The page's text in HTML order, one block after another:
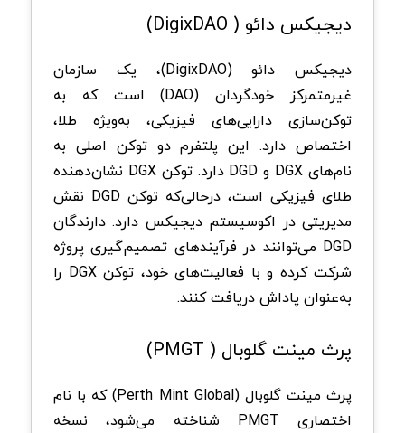
دیجیکس دائو ( DigixDAO)
دیجیکس دائو (DigixDAO)، یک سازمان
غیرمتمرکز خودگردان (DAO) است که به
توکن‌سازی دارایی‌های فیزیکی، به‌ویژه طلا،
اختصاص دارد. این پلتفرم دو توکن اصلی به
نام‌های DGX و DGD دارد. توکن DGX نشان‌دهنده
طلای فیزیکی است، درحالی‌که توکن DGD نقش
مدیریتی در اکوسیستم دیجیکس دارد. دارندگان
DGD می‌توانند در فرآیندهای تصمیم‌گیری پروژه
شرکت کرده و با فعالیت‌های خود، توکن DGX را
به‌عنوان پاداش دریافت کنند.
پرث مینت گلوبال ( PMGT)
پرث مینت گلوبال (Perth Mint Global) که با نام
اختصاری PMGT شناخته می‌شود، نسخه